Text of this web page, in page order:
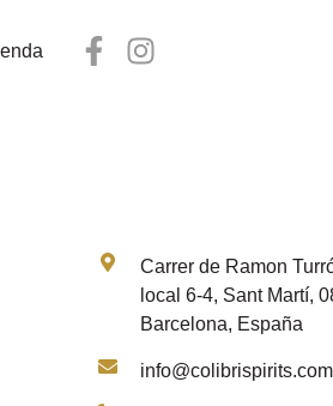
Carrer de Ramon
local 6-4, Sant Martí,
Barcelona, España
info@colibrispirits.com